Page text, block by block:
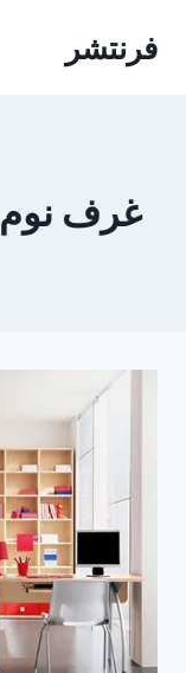
فرنتشر
غرف نوم